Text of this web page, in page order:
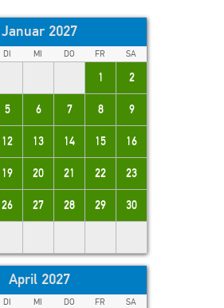
Januar 2027
DI MI DO FR SA
1 2
5 6 7 8 9
12 13 14 15 16
19 20 21 22 23
26 27 28 29 30
April 2027
DI MI DO FR SA